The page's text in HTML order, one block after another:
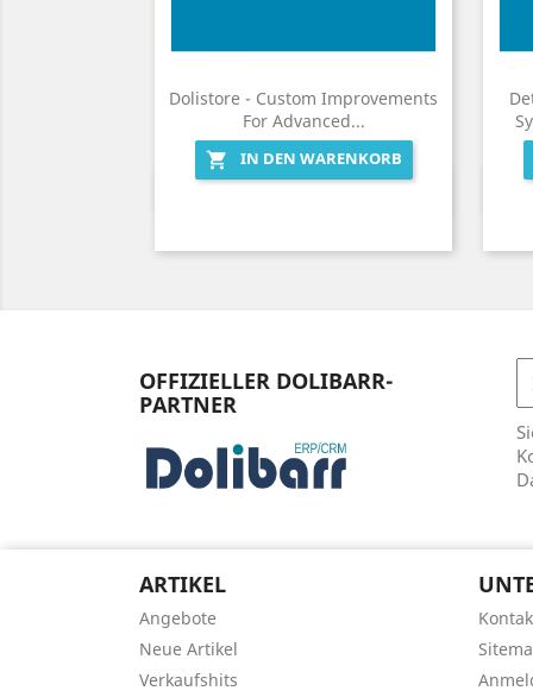
Dolistore - Custom Improvements
For Advanced...

IN DEN WARENKORB
OFFIZIELLER DOLIBARR-
PARTNER
ARTIKEL
Angebote
Neue Artikel
Verkaufshits